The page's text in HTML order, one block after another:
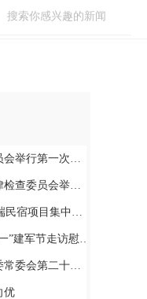
书记 伍鹤群周杨当选市委副书记
行第一次全体会议
打造“湖湘地区文旅康养名城”
军节走访慰问活动
第二十八次会议
优